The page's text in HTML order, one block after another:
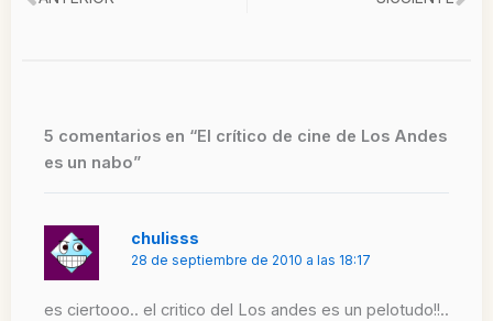
5 comentarios en “El crítico de cine de Los Andes
es un nabo”
chulisss
28 de septiembre de 2010 a las 18:17
es ciertooo.. el critico del Los andes es un pelotudo!!..